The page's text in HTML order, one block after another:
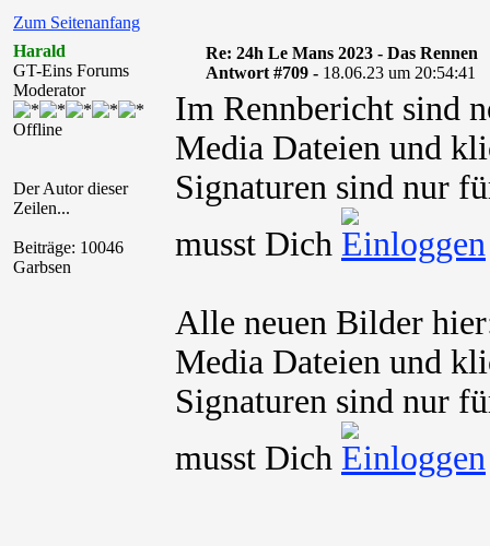
Zum Seitenanfang
Harald
GT-Eins Forums
Moderator
Offline
Der Autor dieser
Zeilen...
Beiträge: 10046
Garbsen
Re: 24h Le Mans 2023 - Das Rennen
Antwort #709 - 18.06.23 um 20:54:41
Im Rennbericht sind
Media Dateien und
Signaturen sind nur
musst Dich
Alle neuen Bilder
Media Dateien und
Signaturen sind nur
musst Dich